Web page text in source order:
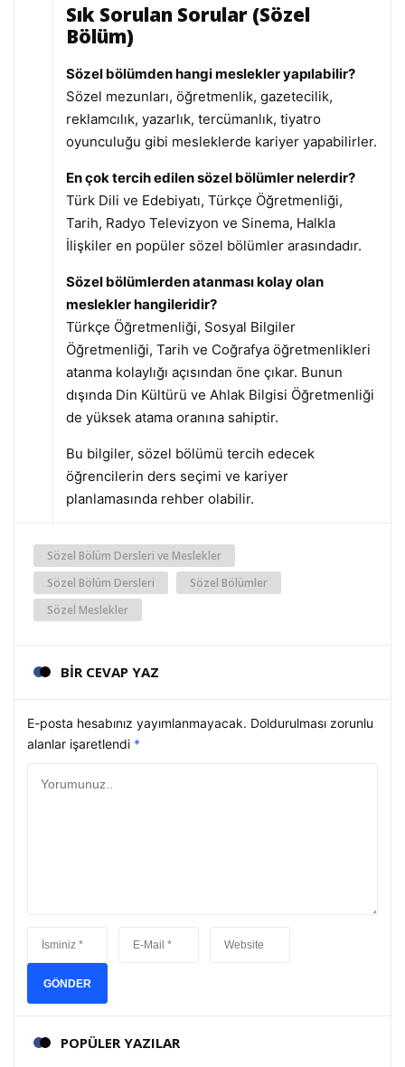
Sık Sorulan Sorular (Sözel
Bölüm)
Sözel bölümden hangi meslekler yapılabilir?
Sözel mezunları, öğretmenlik, gazetecilik,
reklamcılık, yazarlık, tercümanlık, tiyatro
oyunculuğu gibi mesleklerde kariyer yapabilirler.
En çok tercih edilen sözel bölümler nelerdir?
Türk Dili ve Edebiyatı, Türkçe Öğretmenliği,
Tarih, Radyo Televizyon ve Sinema, Halkla
İlişkiler en popüler sözel bölümler arasındadır.
Sözel bölümlerden atanması kolay olan
meslekler hangileridir?
Türkçe Öğretmenliği, Sosyal Bilgiler
Öğretmenliği, Tarih ve Coğrafya öğretmenlikleri
atanma kolaylığı açısından öne çıkar. Bunun
dışında Din Kültürü ve Ahlak Bilgisi Öğretmenliği
de yüksek atama oranına sahiptir.
Bu bilgiler, sözel bölümü tercih edecek
öğrencilerin ders seçimi ve kariyer
planlamasında rehber olabilir.
Sözel Bölüm Dersleri ve Meslekler
Sözel Bölüm Dersleri
Sözel Bölümler
Sözel Meslekler
BİR CEVAP YAZ
E-posta hesabınız yayımlanmayacak. Doldurulması zorunlu
alanlar işaretlendi *
GÖNDER
POPÜLER YAZILAR